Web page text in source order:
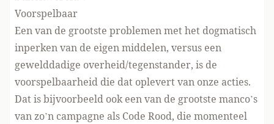
Voorspelbaar
Een van de grootste problemen met het dogmatisch
inperken van de eigen middelen, versus een
gewelddadige overheid/tegenstander, is de
voorspelbaarheid die dat oplevert van onze acties.
Dat is bijvoorbeeld ook een van de grootste manco’s
van zo’n campagne als Code Rood, die momenteel